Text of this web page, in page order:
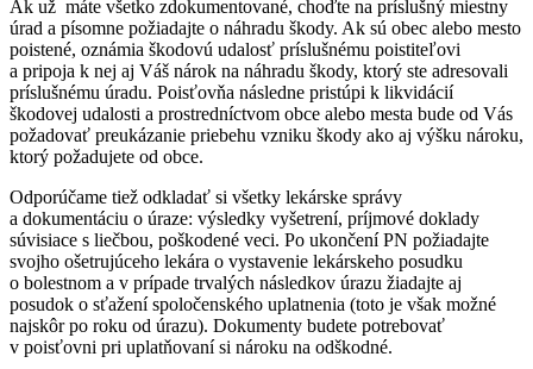
Ak už máte všetko zdokumentované, choďte na príslušný miestny
úrad a písomne požiadajte o náhradu škody. Ak sú obec alebo mesto
poistené, oznámia škodovú udalosť príslušnému poistiteľovi
a pripoja k nej aj Váš nárok na náhradu škody, ktorý ste adresovali
príslušnému úradu. Poisťovňa následne pristúpi k likvidácií
škodovej udalosti a prostredníctvom obce alebo mesta bude od Vás
požadovať preukázanie priebehu vzniku škody ako aj výšku nároku,
ktorý požadujete od obce.
Odporúčame tiež odkladať si všetky lekárske správy
a dokumentáciu o úraze: výsledky vyšetrení, príjmové doklady
súvisiace s liečbou, poškodené veci. Po ukončení PN požiadajte
svojho ošetrujúceho lekára o vystavenie lekárskeho posudku
o bolestnom a v prípade trvalých následkov úrazu žiadajte aj
posudok o sťažení spoločenského uplatnenia (toto je však možné
najskôr po roku od úrazu). Dokumenty budete potrebovať
v poisťovni pri uplatňovaní si nároku na odškodné.